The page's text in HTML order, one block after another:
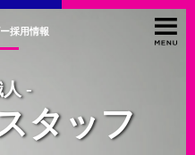
採用情報
人 -
タッフ